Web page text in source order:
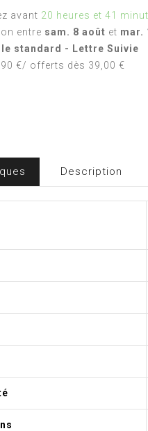
avant 20 heures et 41
entre sam. 8 août et mar.
standard - Lettre Suivie
€/ offerts dès 39,00 €
Description